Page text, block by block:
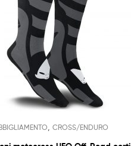
CROSS/ENDURO